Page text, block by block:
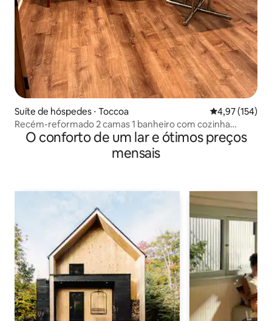
Suíte de hóspedes ⋅ Toccoa 4,97 de uma
4,97 (154)
Recém-reformado 2 camas 1 banheiro com cozinha
americana
O conforto de um lar e ótimos preços
mensais